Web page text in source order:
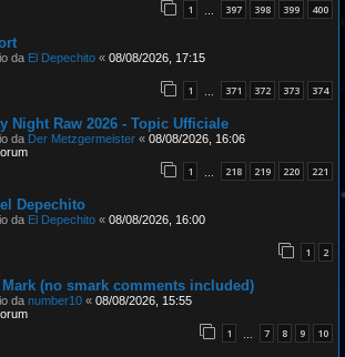
1 397 398 399 400
da El Depechito « 08/08/2026, 17:15
1 371 372 373 374
Night Raw 2026 - Topic Ufficiale
da Der Metzgermeister « 08/08/2026, 16:06
1 218 219 220 221
Depechito
da El Depechito « 08/08/2026, 16:00
1 2
(no smark comments included)
da number10 « 08/08/2026, 15:55
1 … 7 8 9 10